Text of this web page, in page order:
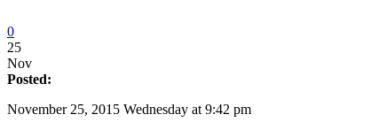
0
25
Nov
Posted:
November 25, 2015 Wednesday at 9:42 pm